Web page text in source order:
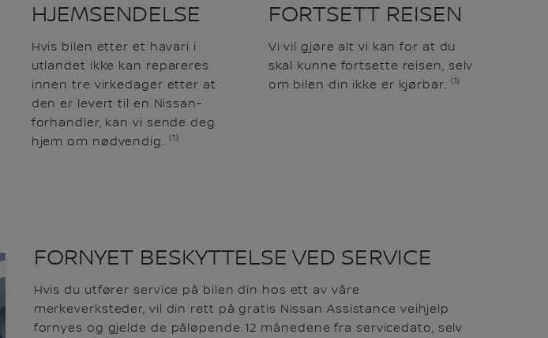
HJEMSENDELSE
Hvis bilen etter et havari i
utlandet ikke kan repareres
innen tre virkedager etter at
den er levert til en Nissan-
forhandler, kan vi sende deg
hjem om nødvendig. (1)
FORTSETT REISEN
Vi vil gjøre alt vi kan for at du
skal kunne fortsette reisen, selv
om bilen din ikke er kjørbar. (1)
FORNYET BESKYTTELSE VED SERVICE
Hvis du utfører service på bilen din hos ett av våre
merkeverksteder, vil din rett på gratis Nissan Assistance veihjelp
fornyes og gjelde de påløpende 12 månedene fra servicedato, selv